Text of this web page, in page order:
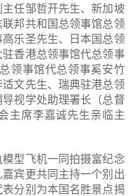
任邹哲开先生、新加坡
邦共和国总领事馆总领
乐圣先生、日本国总领
香港总领事馆代总领事
领事馆代总领事奚安竹
文先生、瑞典驻港总领
视学处助理署长（总督
主席李嘉诚先生亲临主
型飞机一同拍摄富纪念
宾更共同主持一个别出
分别为本国名胜景点揭